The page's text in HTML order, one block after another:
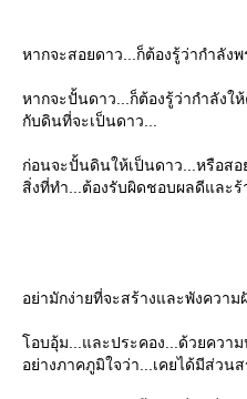
หากจะสอยดาว...ก็ต้องรู้ว่ากำลังพ
หากจะปั้นดาว...ก็ต้องรู้ว่ากำลังใ
กับดินที่จะเป็นดาว...
ก่อนจะปั้นดินให้เป็นดาว...หรือส
สิ่งที่ทำ...ต้องรับผิดชอบผลดีและร้
อย่ามักง่ายที่จะสร้างและพังควา
โอบอุ้ม...และประคอง...ด้วยควา
อย่างภาคภูมิใจว่า...เคยได้มีส่วนส